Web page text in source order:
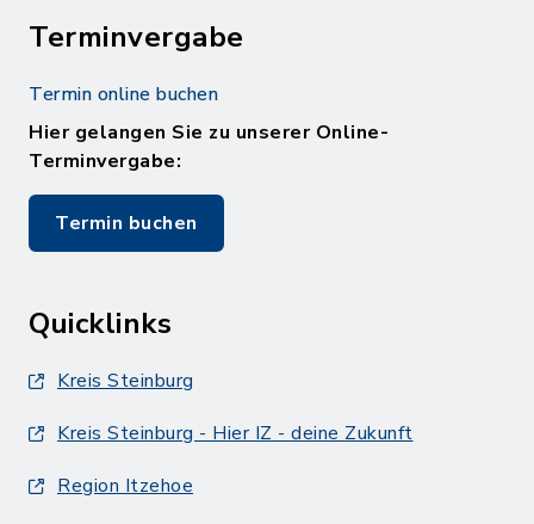
Terminvergabe
Termin online buchen
Hier gelangen Sie zu unserer Online-
Terminvergabe:
Termin buchen
Quicklinks
Kreis Steinburg
Kreis Steinburg - Hier IZ - deine Zukunft
Region Itzehoe